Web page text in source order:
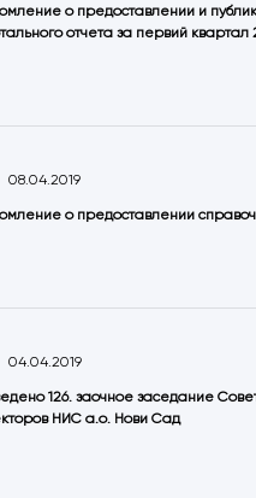
о предоставлении и
отчета за первий квартал
08.04.2019
о предоставлении
04.04.2019
126. заочное заседание
НИС а.о. Нови Сад